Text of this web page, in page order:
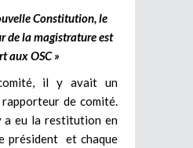
Constitution, le
de la magistrature est
aux OSC »
il y avait un
de comité.
a eu la restitution en
président et chaque